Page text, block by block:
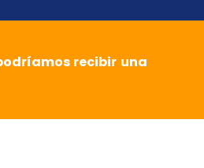
recibir una